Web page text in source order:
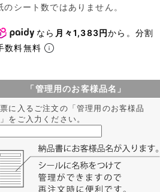
のシート数ではありません。
なら 月々1,383円から。分割
数料無料
「管理用のお客様品名」
に入るご注文の「管理用のお客様品
をご入力ください。